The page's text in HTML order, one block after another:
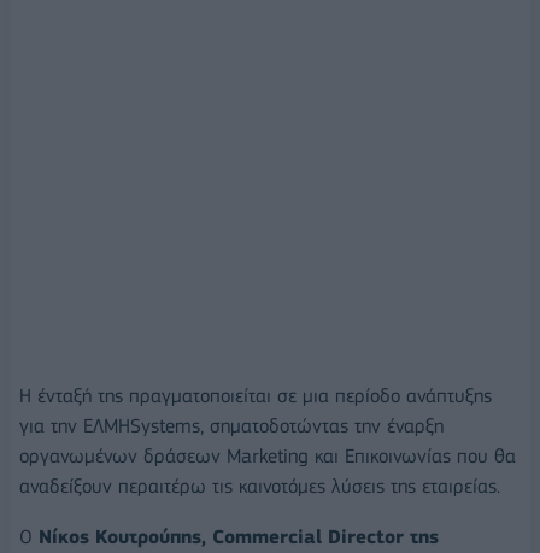
Η ένταξή της πραγματοποιείται σε μια περίοδο ανάπτυξης
για την ΕΛΜΗSystems, σηματοδοτώντας την έναρξη
οργανωμένων δράσεων Marketing και Επικοινωνίας που θα
αναδείξουν περαιτέρω τις καινοτόμες λύσεις της εταιρείας.
Ο Νίκος Κουτρούπης, Commercial Director της